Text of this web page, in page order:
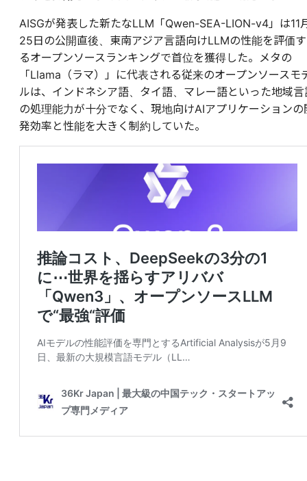
AISGが発表した新たなLLM「Qwen-SEA-LION-v4」は11
25日の公開直後、東南アジア言語向けLLMの性能を評価す
るオープンソースランキングで首位を獲得した。メタの
「Llama（ラマ）」に代表される従来のオープンソースモ
ルは、インドネシア語、タイ語、マレー語といった地域言
の処理能力が十分でなく、現地向けAIアプリケーションの
発効率と性能を大きく制約していた。